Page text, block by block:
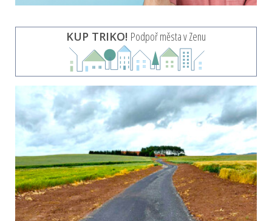
KUP TRIKO! Podpoř města v Zenu